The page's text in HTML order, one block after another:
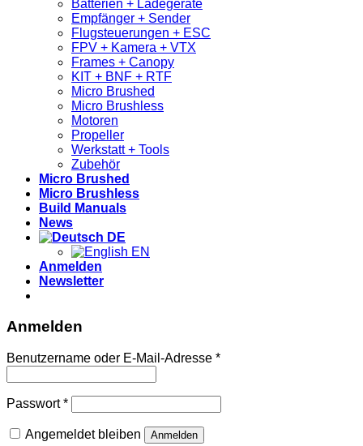
Batterien + Ladegeräte
Empfänger + Sender
Flugsteuerungen + ESC
FPV + Kamera + VTX
Frames + Canopy
KIT + BNF + RTF
Micro Brushed
Micro Brushless
Motoren
Propeller
Werkstatt + Tools
Zubehör
Micro Brushed
Micro Brushless
Build Manuals
News
DE
EN
Anmelden
Newsletter
Anmelden
Benutzername oder E-Mail-Adresse *Erforderlich
Passwort*Erforderlich
Angemeldet bleiben Anmelden